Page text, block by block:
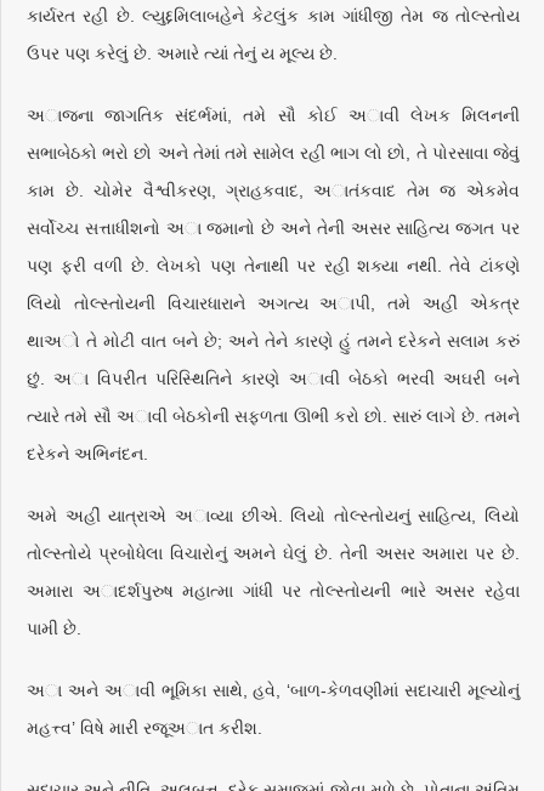
કાર્યરત રહી છે. લ્યુદ્દમિલાબહેને કેટલુંક કામ ગાંધીજી તેમ જ તોલ્સ્તોય
ઉપર પણ કરેલું છે. અમારે ત્યાં તેનું ય મૂલ્ય છે.
અાજના જાગતિક સંદર્ભમાં, તમે સૌ કોઈ અાવી લેખક મિલનની
સભાબેઠકો ભરો છો અને તેમાં તમે સામેલ રહી ભાગ લો છો, તે પોરસાવા જેવું
કામ છે. ચોમેર વૈશ્વીકરણ, ગ્રાહકવાદ, અાતંકવાદ તેમ જ એકમેવ
સર્વોચ્ચ સત્તાધીશનો અા જમાનો છે અને તેની અસર સાહિત્ય જગત પર
પણ ફરી વળી છે. લેખકો પણ તેનાથી પર રહી શક્યા નથી. તેવે ટાંકણે
લિયો તોલ્સ્તોયની વિચારધારાને અગત્ય અાપી, તમે અહીં એકત્ર
થાઅો તે મોટી વાત બને છે; અને તેને કારણે હું તમને દરેકને સલામ કરું
છું. અા વિપરીત પરિસ્થિતિને કારણે અાવી બેઠકો ભરવી અઘરી બને
ત્યારે તમે સૌ અાવી બેઠકોની સફળતા ઊભી કરો છો. સારું લાગે છે. તમને
દરેકને અભિનંદન.
અમે અહીં યાત્રાએ અાવ્યા છીએ. લિયો તોલ્સ્તોયનું સાહિત્ય, લિયો
તોલ્સ્તોયે પ્રબોધેલા વિચારોનું અમને ઘેલું છે. તેની અસર અમારા પર છે.
અમારા અાદર્શપુરુષ મહાત્મા ગાંધી પર તોલ્સ્તોયની ભારે અસર રહેવા
પામી છે.
અા અને અાવી ભૂમિકા સાથે, હવે, ‘બાળ-કેળવણીમાં સદાચારી મૂલ્યોનું
મહત્ત્વ’ વિષે મારી રજૂઅાત કરીશ.